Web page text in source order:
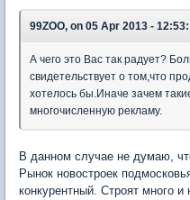
99ZOO, on 05 Apr 2013 - 12:53:
А чего это Вас так радует?
свидетельствует о том,что
хотелось бы.Иначе зачем
многочисленную рекламу.
В данном случае не думаю,
Рынок новостроек
конкурентный. Строят много